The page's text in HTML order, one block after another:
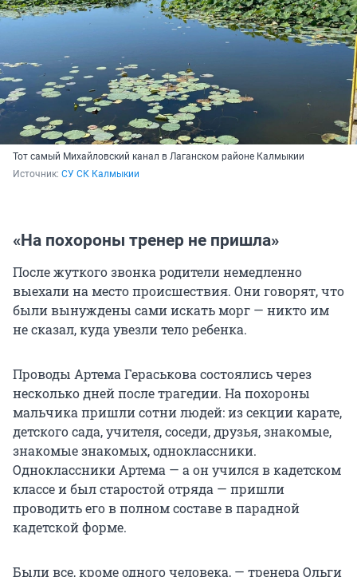
Тот самый Михайловский канал в Лаганском районе Калмыкии
Источник: СУ СК Калмыкии
«На похороны тренер не пришла»
После жуткого звонка родители немедленно
выехали на место происшествия. Они говорят, что
были вынуждены сами искать морг — никто им
не сказал, куда увезли тело ребенка.
Проводы Артема Гераськова состоялись через
несколько дней после трагедии. На похороны
мальчика пришли сотни людей: из секции карате,
детского сада, учителя, соседи, друзья, знакомые,
знакомые знакомых, одноклассники.
Одноклассники Артема — а он учился в кадетском
классе и был старостой отряда — пришли
проводить его в полном составе в парадной
кадетской форме.
Были все, кроме одного человека, — тренера Ольги